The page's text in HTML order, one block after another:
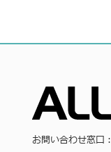
お問い合わせ窓口：